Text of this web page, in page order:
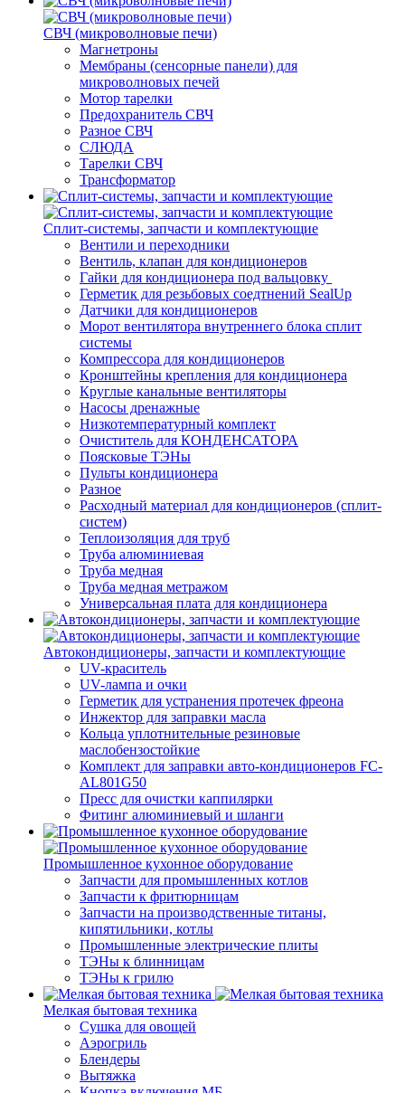
СВЧ (микроволновые печи)
Магнетроны
Мембраны (сенсорные панели) для
микроволновых печей
Мотор тарелки
Предохранитель СВЧ
Разное СВЧ
СЛЮДА
Тарелки СВЧ
Трансформатор
Сплит-системы, запчасти и комплектующие
Вентили и переходники
Вентиль, клапан для кондиционеров
Гайки для кондиционера под вальцовку
Герметик для резьбовых соедтнений SealUp
Датчики для кондиционеров
Морот вентилятора внутреннего блока сплит
системы
Компрессора для кондиционеров
Кронштейны крепления для кондиционера
Круглые канальные вентиляторы
Насосы дренажные
Низкотемпературный комплект
Очиститель для КОНДЕНСАТОРА
Поясковые ТЭНы
Пульты кондиционера
Разное
Расходный материал для кондиционеров (сплит-
систем)
Теплоизоляция для труб
Труба алюминиевая
Труба медная
Труба медная метражом
Универсальная плата для кондиционера
Автокондиционеры, запчасти и комплектующие
UV-краситель
UV-лампа и очки
Герметик для устранения протечек фреона
Инжектор для заправки масла
Кольца уплотнительные резиновые
маслобензостойкие
Комплект для заправки авто-кондиционеров FC-
AL801G50
Пресс для очистки каппилярки
Фитинг алюминиевый и шланги
Промышленное кухонное оборудование
Запчасти для промышленных котлов
Запчасти к фритюрницам
Запчасти на производственные титаны,
кипятильники, котлы
Промышленные электрические плиты
ТЭНы к блинницам
ТЭНы к грилю
Мелкая бытовая техника
Cушка для овощей
Аэрогриль
Блендеры
Вытяжка